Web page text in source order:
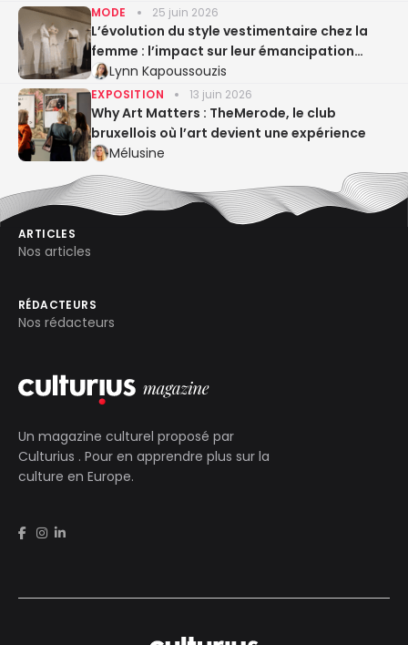
MODE 25 juin 2026
L’évolution du style vestimentaire chez la
femme : l’impact sur leur émancipation
dans la société
Lynn Kapoussouzis
EXPOSITION 13 juin 2026
Why Art Matters : TheMerode, le club
bruxellois où l’art devient une expérience
Mélusine
Un magazine culturel proposé par
Culturius . Pour en apprendre plus sur la
culture en Europe.
ARTICLES
Nos articles
RÉDACTEURS
Nos rédacteurs